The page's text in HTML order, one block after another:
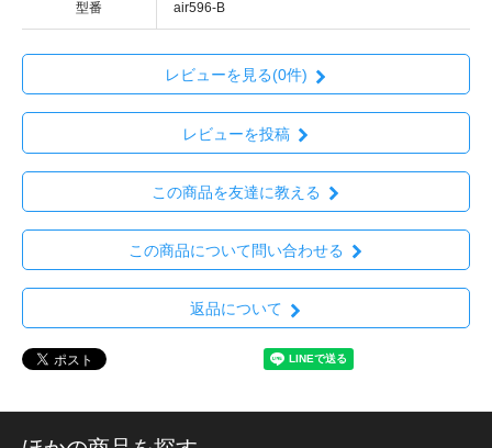
型番 air596-B
レビューを見る(0件)
レビューを投稿
この商品を友達に教える
この商品について問い合わせる
返品について